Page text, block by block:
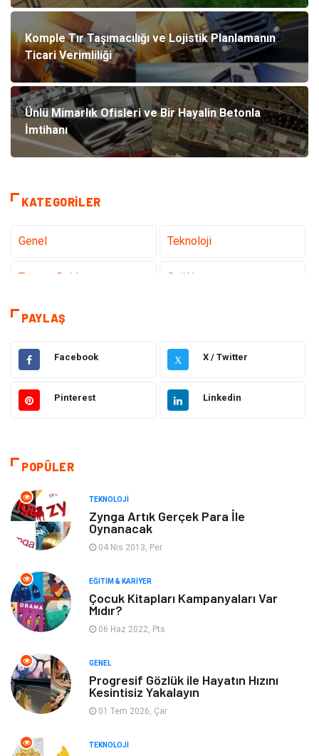
Komple Tır Taşımacılığı ve Lojistik Planlamanın
Ticari Verimliliği
Ünlü Mimarlık Ofisleri ve Bir Hayalin Betonla
İmtihanı
KATEGORILER
Genel Teknoloji
Tanıtıcı Reklam Sağlık
Eğitim & Kariyer
Giyim Elektrik & Elektronik
Gıda Hukuk
Seo Teknikleri
Güzellik & Bakım
Emlak
Finans & Ekonomi
Domain
Makaleler Bebek Giyim
PAYLAŞ
Facebook X X / Twitter
Pinterest Linkedin
POPÜLER
TEKNOLOJI
Zynga Artık Gerçek Para İle
Oynanacak
04 Nis 2013, Per
EĞITIM & KARIYER
Çocuk Kitapları Kampanyaları Var
Mıdır?
06 Haz 2022, Pts
GENEL
Progresif Gözlük ile Hayatın Hızını
Kesintisiz Yakalayın
01 Tem 2026, Çar
TEKNOLOJI